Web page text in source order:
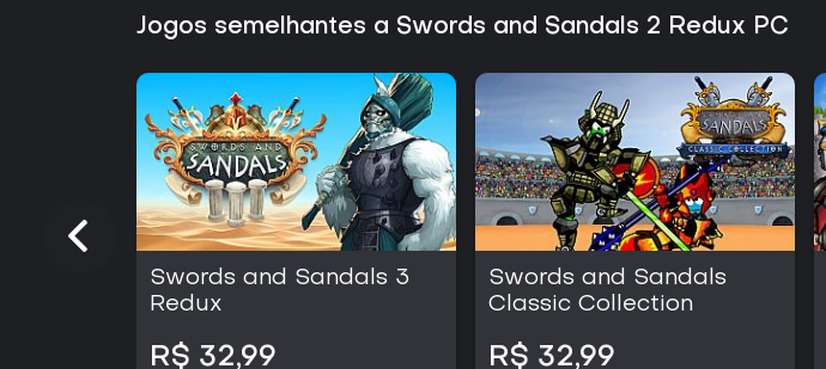
Jogos semelhantes a Swords and Sandals 2 Redux PC
Swords and Sandals 3
Redux
R$ 32,99
Swords and Sandals
Classic Collection
R$ 32,99